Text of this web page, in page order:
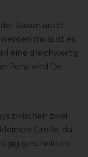
Saison auch
muss ist es
eine gleichwertig
Pony wird Dir
zwischen zwei
Größe, da
geschnitten